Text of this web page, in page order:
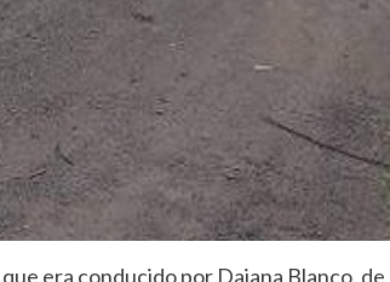
era conducido por Daiana Blanco, de